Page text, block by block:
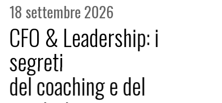
18 settembre 2026
CFO & Leadership: i
segreti
del coaching e del